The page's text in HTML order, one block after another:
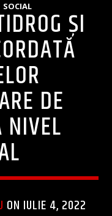
SOCIAL ŞI
DE
NIVEL
ON IULIE 4, 2022